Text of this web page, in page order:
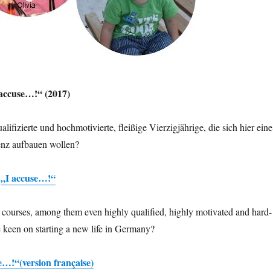
(2017)
und hochmotivierte, fleißige Vierzigjährige, die sich hier eine
aufbauen wollen?
„I accuse…!“
among them even highly qualified, highly motivated and hard-
on starting a new life in Germany?
française)